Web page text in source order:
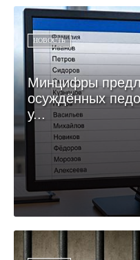
НОВОСТЬ
Минцифры
осуждённых
у...